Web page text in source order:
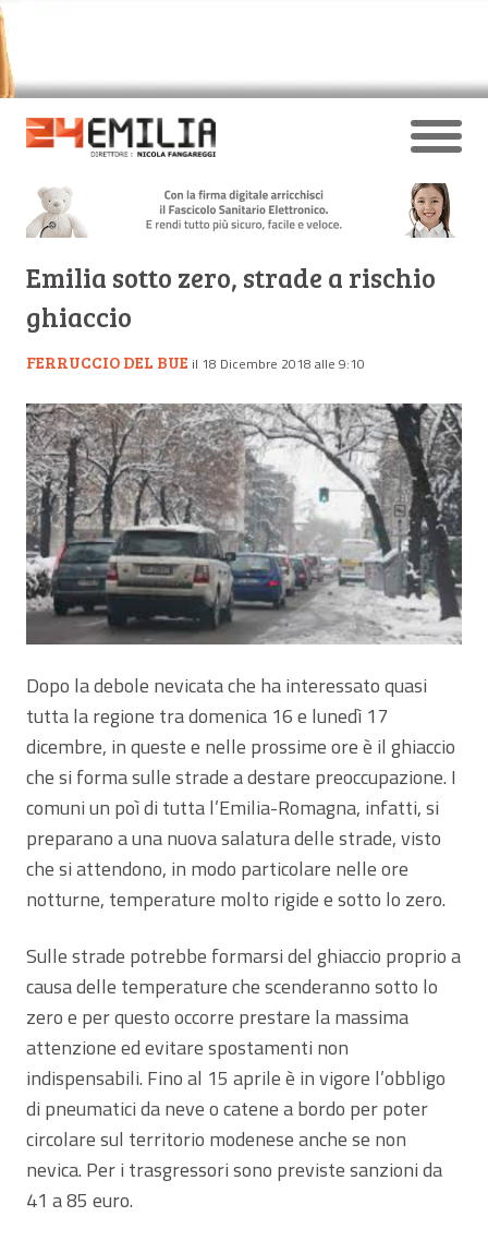
Emilia sotto zero, strade a rischio
ghiaccio
FERRUCCIO DEL BUE il 18 Dicembre 2018 alle 9:10
Dopo la debole nevicata che ha interessato quasi
tutta la regione tra domenica 16 e lunedì 17
dicembre, in queste e nelle prossime ore è il ghiaccio
che si forma sulle strade a destare preoccupazione. I
comuni un poì di tutta l’Emilia-Romagna, infatti, si
preparano a una nuova salatura delle strade, visto
che si attendono, in modo particolare nelle ore
notturne, temperature molto rigide e sotto lo zero.
Sulle strade potrebbe formarsi del ghiaccio proprio a
causa delle temperature che scenderanno sotto lo
zero e per questo occorre prestare la massima
attenzione ed evitare spostamenti non
indispensabili. Fino al 15 aprile è in vigore l’obbligo
di pneumatici da neve o catene a bordo per poter
circolare sul territorio modenese anche se non
nevica. Per i trasgressori sono previste sanzioni da
41 a 85 euro.